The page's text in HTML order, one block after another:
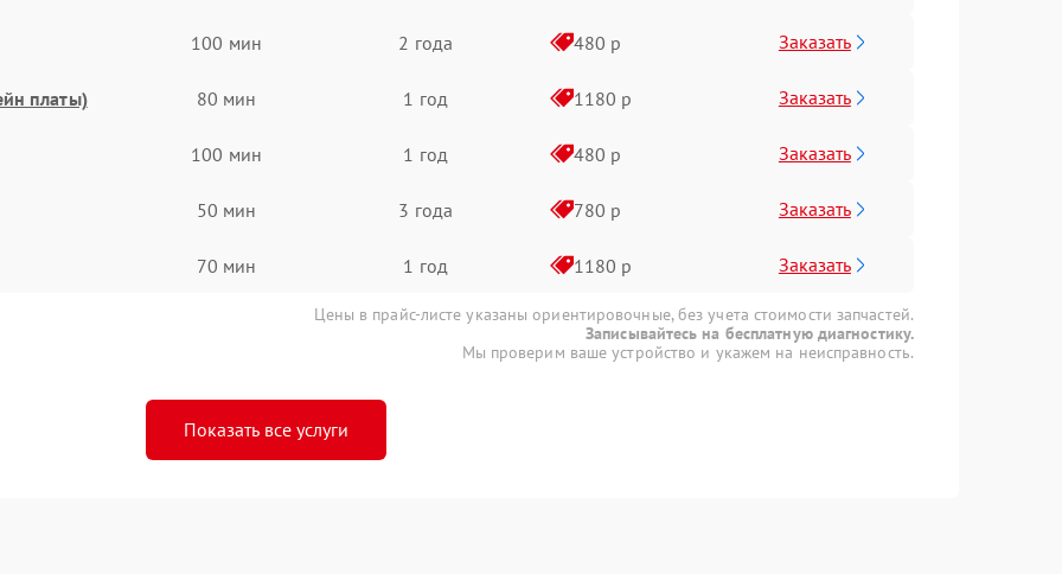
100 мин 2 года 480 р Заказать
платы) 80 мин 1 год 1180 р Заказать
100 мин 1 год 480 р Заказать
50 мин 3 года 780 р Заказать
70 мин 1 год 1180 р Заказать
Цены в прайс-листе указаны ориентировочные, без учета стоимости запчастей.
Записывайтесь на бесплатную диагностику.
Мы проверим ваше устройство и укажем на неисправность.
Показать все услуги